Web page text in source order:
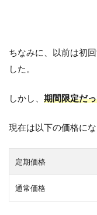
ちなみに、以前は初
した。
しかし、 期間限定だ
現在は以下の価格にな
定期価格
通常価格